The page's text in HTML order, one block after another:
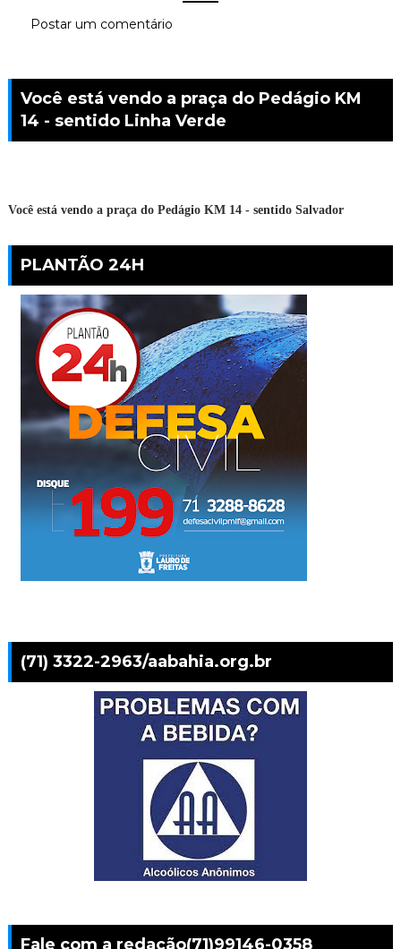
Postar um comentário
Você está vendo a praça do Pedágio KM
14 - sentido Linha Verde
Você está vendo a praça do Pedágio KM 14 - sentido Salvador
PLANTÃO 24H
(71) 3322-2963/aabahia.org.br
Fale com a redação(71)99146-0358